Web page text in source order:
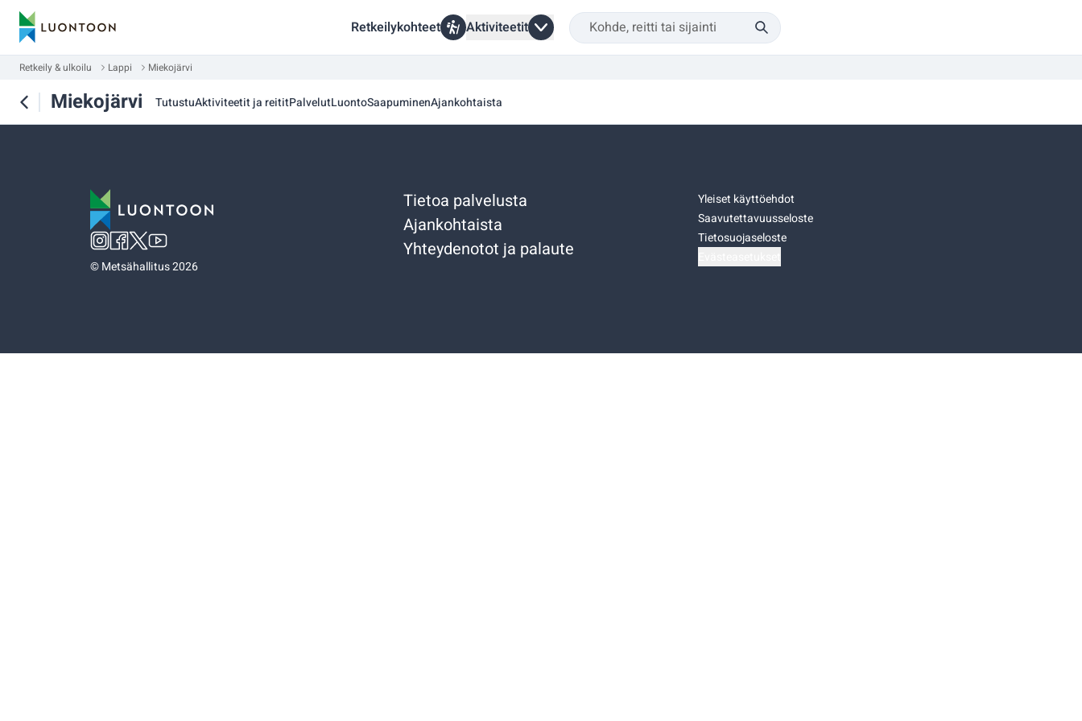
Retkeilykohteet Aktiviteetit
Retkeily & ulkoilu Lappi Miekojärvi
Miekojärvi TutustuAktiviteetit ja reititPalvelutLuontoSaapuminenAjankohtaista
©Metsähallitus 2026
Tietoa palvelusta
Ajankohtaista
Yhteydenotot ja palaute
Yleiset käyttöehdot
Saavutettavuusseloste
Tietosuojaseloste